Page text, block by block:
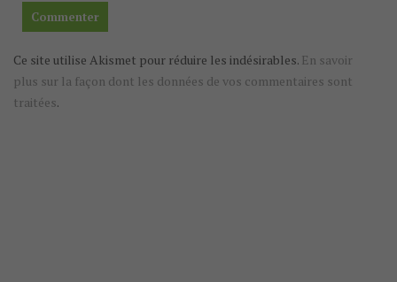
Ce site utilise Akismet pour réduire les indésirables. En savoir
plus sur la façon dont les données de vos commentaires sont
traitées.